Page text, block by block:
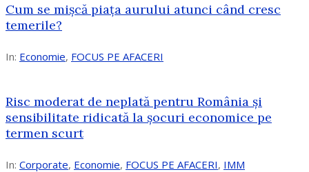
Cum se mișcă piața aurului atunci când cresc
temerile?
In: Economie, FOCUS PE AFACERI
Risc moderat de neplată pentru România și
sensibilitate ridicată la șocuri economice pe
termen scurt
In: Corporate, Economie, FOCUS PE AFACERI, IMM